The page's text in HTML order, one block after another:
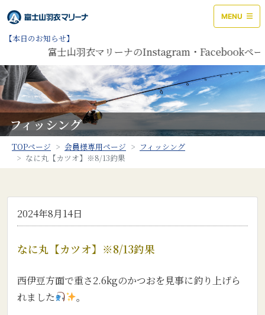
MENU
【本日のお知らせ】
富士山羽衣マリーナのInstagram・Facebookペー
フィッシング
TOPページ 会員様専用ページ
フィッシング
なに丸【カツオ】※8/13釣果
2024年8月14日
なに丸【カツオ】※8/13釣果
西伊豆方面で重さ2.6kgのかつおを見事に釣り上げら
れました
。